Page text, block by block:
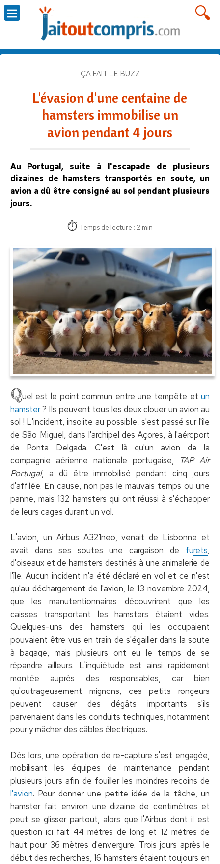
ÇA FAIT LE BUZZ
L'évasion d'une centaine de
hamsters immobilise un
avion pendant 4 jours
Au Portugal, suite à l'escapade de plusieurs
dizaines de hamsters transportés en soute, un
avion a dû être consigné au sol pendant plusieurs
jours.
Temps de lecture : 2 min
Quel est le point commun entre une tempête etun
hamster? Ils peuvent tous les deux clouer un avion au
sol ! L'incident, insolite au possible, s'est passé sur l'île
de São Miguel, dans l'archipel des Açores, à l'aéroport
de Ponta Delgada. C'est là qu'un avion de la
compagnie aérienne nationale portugaise,
TAP Air
Portugal, a dû être immobilisé pendant cinq jours
d'affilée. En cause, non pas le mauvais temps ou une
panne, mais 132 hamsters qui ont réussi à s'échapper
de leurs cages durant un vol.
L'avion, un Airbus A321neo, venait de Lisbonne et
avait dans ses soutes une cargaison de furets,
d'oiseaux et de hamsters destinés à une animalerie de
l'île. Aucun incident n'a été déclaré en vol et ce n'est
qu'au déchargement de l'avion, le 13 novembre 2024,
que les manutentionnaires découvrirent que les
caisses transportant les hamsters étaient vides.
Quelques-uns des hamsters qui les occupaient
pouvaient être vus en train de s'égailler dans la soute
à bagage, mais plusieurs ont eu le temps de se
répandre ailleurs. L'inquiétude est ainsi rapidement
montée auprès des responsables, car bien
qu'outrageusement mignons, ces petits rongeurs
peuvent causer des dégâts importants s'ils
parvenaient dans les conduits techniques, notamment
pour y mâcher des câbles électriques.
Dès lors, une opération de re-capture s'est engagée,
mobilisant les équipes de maintenance pendant
plusieurs jours afin de fouiller les moindres recoins de
l'avion. Pour donner une petite idée de la tâche, un
hamster fait environ une dizaine de centimètres et
peut se glisser partout, alors que l'Airbus dont il est
question ici fait 44 mètres de long et 12 mètres de
haut pour 36 mètres d'envergure. Trois jours après le
début des recherches, 16 hamsters étaient toujours en